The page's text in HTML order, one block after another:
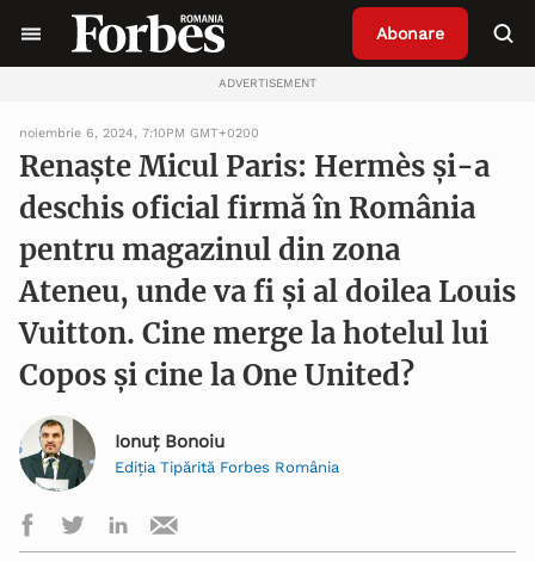
Abonare
ADVERTISEMENT
noiembrie 6, 2024, 7:10PM GMT+0200
Renaște Micul Paris: Hermès și-a
deschis oficial firmă în România
pentru magazinul din zona
Ateneu, unde va fi și al doilea Louis
Vuitton. Cine merge la hotelul lui
Copos și cine la One United?
Ionuț Bonoiu
Ediția Tipărită Forbes România